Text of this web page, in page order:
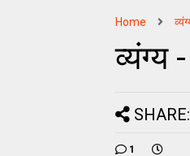
Home
व्यंग्य
SHARE:
1